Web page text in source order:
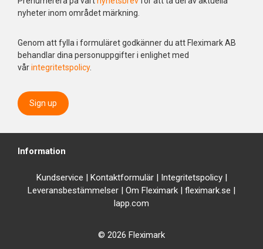
nyheter inom området märkning.
Genom att fylla i formuläret godkänner du att Fleximark AB
behandlar dina personuppgifter i enlighet med
vårintegritetspolicy.
Sign up
Information
Kundservice | Kontaktformulär| Integritetspolicy|
Leveransbestämmelser | Om Fleximark | fleximark.se |
lapp.com
© 2026 Fleximark